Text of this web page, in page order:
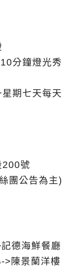
分鐘燈光秀
期七天每天
200號
團公告為主)
德海鮮餐廳
>陳景蘭洋樓